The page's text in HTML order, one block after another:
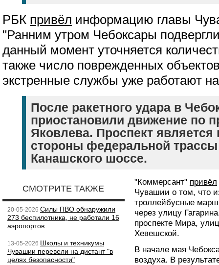
РБК привёл информацию главы
"Ранним утром Чебоксары
данный момент уточняется
также число поврежденных
экстренные службы уже работают
После ракетного удара в
приостановили движение по
Яковлева. Проспект
стороны федеральной
Канашского шоссе.
СМОТРИТЕ ТАКЖЕ
20-05-2026 Силы ПВО обнаружили
273 беспилотника, не работали 16
аэропортов
13-05-2026 Школы и техникумы
Чувашии перевели на дистант "в
целях безопасности"
"Коммерсант" привёл
Чувашии о том, что
троллейбусные
через улицу
проспекте Мира,
Хевешской.
В начале мая
воздуха. В